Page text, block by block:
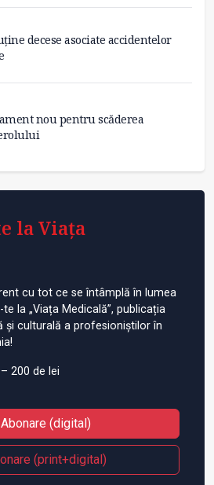
decese asociate accidentelor
nou pentru scăderea
la Viața
cu tot ce se întâmplă în lumea
la „Viața Medicală”, publicația
și culturală a profesioniștilor în
200 de lei
(digital)
(print+digital)